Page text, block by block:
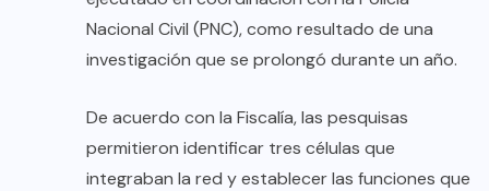
Nacional Civil (PNC), como resultado de una
investigación que se prolongó durante un año.
De acuerdo con la Fiscalía, las pesquisas
permitieron identificar tres células que
integraban la red y establecer las funciones que